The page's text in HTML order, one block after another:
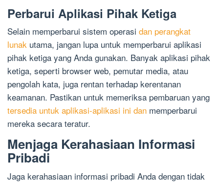
Perbarui Aplikasi Pihak Ketiga
Selain memperbarui sistem operasi dan perangkat
lunak utama, jangan lupa untuk memperbarui aplikasi
pihak ketiga yang Anda gunakan. Banyak aplikasi pihak
ketiga, seperti browser web, pemutar media, atau
pengolah kata, juga rentan terhadap kerentanan
keamanan. Pastikan untuk memeriksa pembaruan yang
tersedia untuk aplikasi-aplikasi ini dan memperbarui
mereka secara teratur.
Menjaga Kerahasiaan Informasi
Pribadi
Jaga kerahasiaan informasi pribadi Anda dengan tidak